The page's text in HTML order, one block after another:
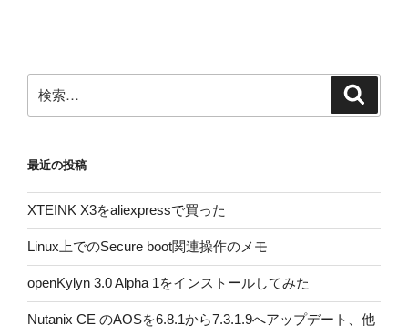
索:
最近の投稿
XTEINK X3をaliexpressで買った
Linux上でのSecure boot関連操作のメモ
openKylyn 3.0 Alpha 1をインストールしてみた
Nutanix CE のAOSを6.8.1から7.3.1.9へアップデート、他